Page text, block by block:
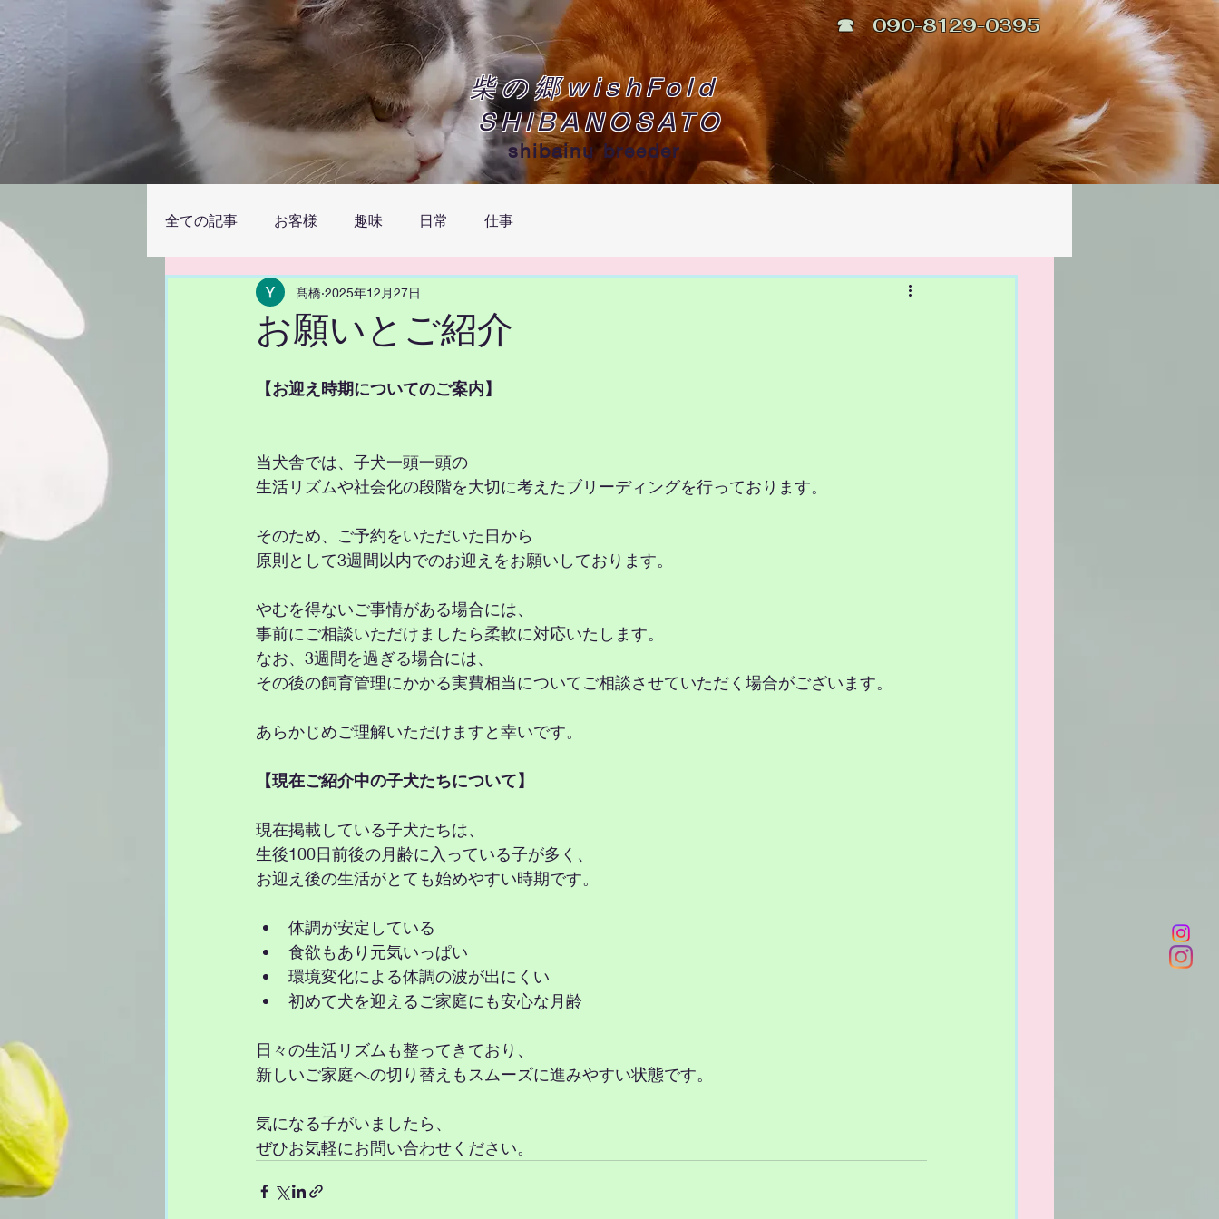
☎ 090-8129-0395
柴の郷wishFold
SHIBANOSATO
shibainu breeder
全ての記事 お客様 趣味 日常 仕事
お願いとご紹介
髙橋 2025年12月27日
【お迎え時期についてのご案内】
当犬舎では、子犬一頭一頭の
生活リズムや社会化の段階を大切に考えたブリーディングを行っております。
そのため、ご予約をいただいた日から
原則として3週間以内でのお迎えをお願いしております。
やむを得ないご事情がある場合には、
事前にご相談いただけましたら柔軟に対応いたします。
なお、3週間を過ぎる場合には、
その後の飼育管理にかかる実費相当についてご相談させていただく場合がございます。
あらかじめご理解いただけますと幸いです。
【現在ご紹介中の子犬たちについて】
現在掲載している子犬たちは、
生後100日前後の月齢に入っている子が多く、
お迎え後の生活がとても始めやすい時期です。
体調が安定している
食欲もあり元気いっぱい
環境変化による体調の波が出にくい
初めて犬を迎えるご家庭にも安心な月齢
日々の生活リズムも整ってきており、
新しいご家庭への切り替えもスムーズに進みやすい状態です。
気になる子がいましたら、
ぜひお気軽にお問い合わせください。